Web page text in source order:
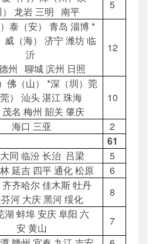
） 龙岩 三明 南平
5
泰（安） 青岛 淄博 *
威（海） 济宁 潍坊 临
沂
州 聊城 滨州 日照
12
佛（山） *深（圳）莞
莞） 汕头 湛江 珠海
名 梅州 韶关 肇庆
10
海口 三亚
2
61
同 临汾 长治 吕梁
5
延吉 四平 通化 松原
6
齐哈尔 佳木斯 牡丹
河 大庆 黑河 绥化
8
湖 蚌埠 安庆 阜阳 六
安 黄山
7